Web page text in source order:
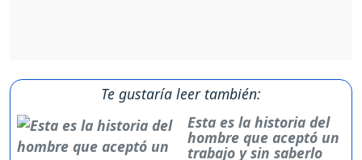
Te gustaría leer también:
Esta es la historia del
hombre que aceptó un
trabajo y sin saberlo